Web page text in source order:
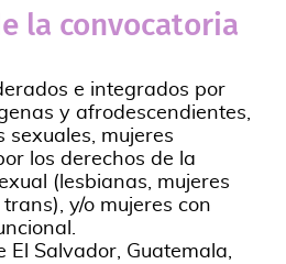
la convocatoria
e integrados por
y afrodescendientes,
sexuales, mujeres
los derechos de la
(lesbianas, mujeres
y/o mujeres con
El Salvador, Guatemala,